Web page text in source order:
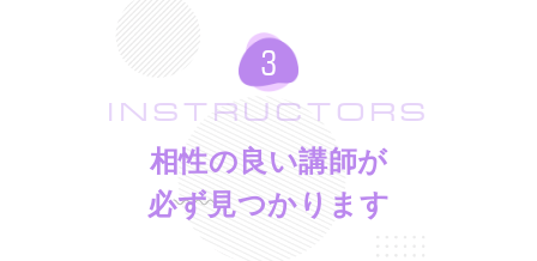
INSTRUCTORS
相性の良い講師が
必ず見つかります